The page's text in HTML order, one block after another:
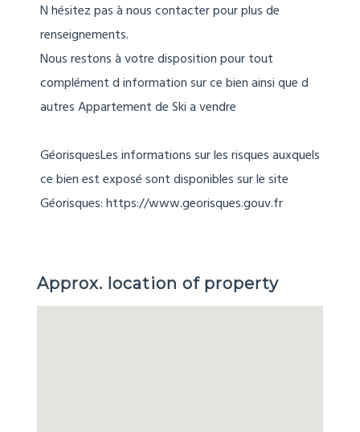
N hésitez pas à nous contacter pour plus de
renseignements.
Nous restons à votre disposition pour tout
complément d information sur ce bien ainsi que d
autres Appartement de Ski a vendre
GéorisquesLes informations sur les risques auxquels
ce bien est exposé sont disponibles sur le site
Géorisques: https://www.georisques.gouv.fr
Approx. location of property